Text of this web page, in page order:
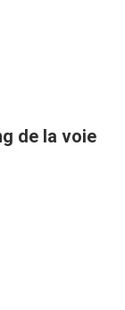
de la voie